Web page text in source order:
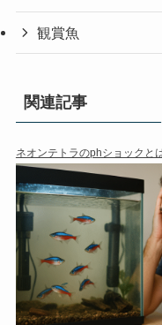
観賞魚
関連記事
ネオンテトラのphショックと